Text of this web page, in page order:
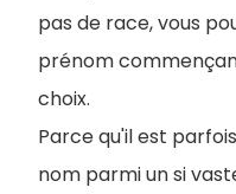
pas de race, vous
prénom
choix.
Parce qu'il est
nom parmi un si